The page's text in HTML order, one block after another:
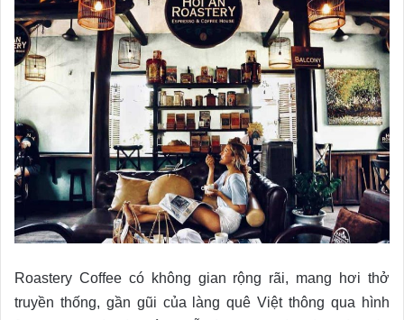
Roastery Coffee có không gian rộng rãi, mang hơi thở
truyền thống, gần gũi của làng quê Việt thông qua hình